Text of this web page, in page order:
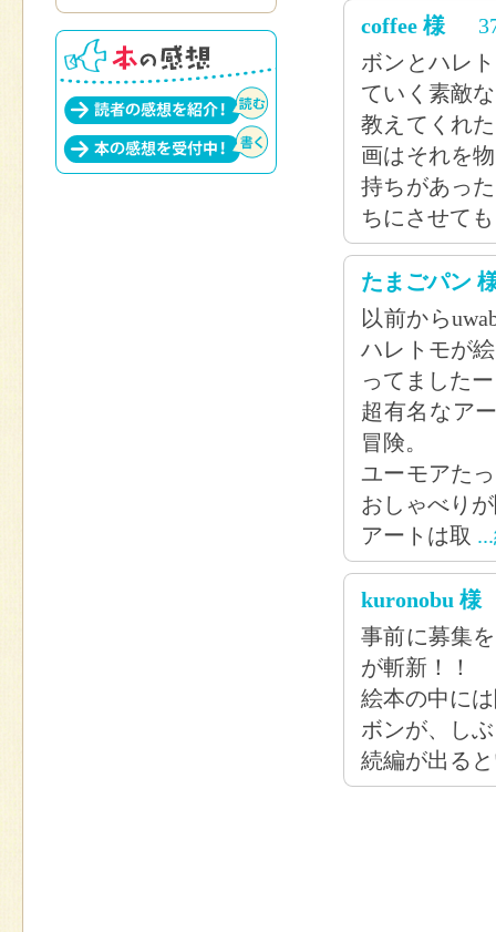
coffee 様
ボンとハレ
ていく素敵
教えてくれ
画はそれを
持ちがあっ
ちにさせて
たまごパン
以前から
ハレトモが
ってました
超有名なア
冒険。
ユーモアた
おしゃべり
アートは取
kuronobu 様
事前に募集
が斬新！！
絵本の中に
ボンが、し
続編が出る